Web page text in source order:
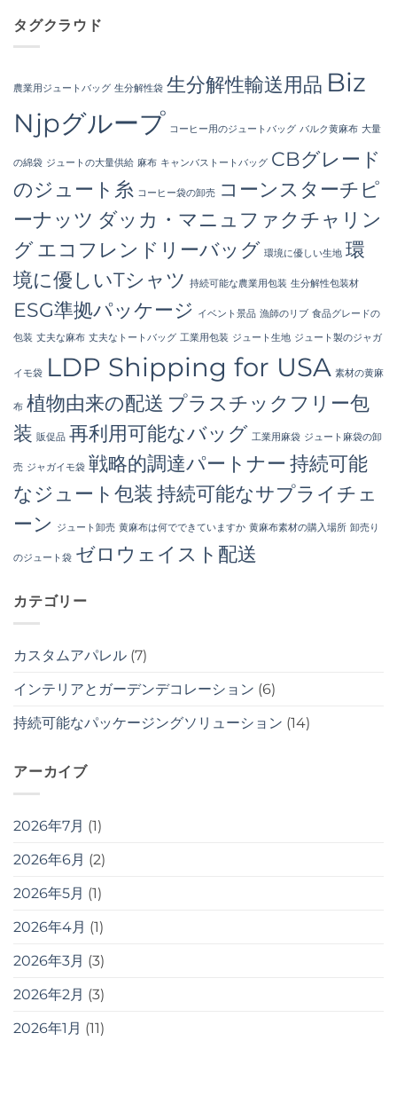
Industrial
Packaging
の
Packaging
へ
り
タグクラウド
農業用ジュートバッグ 生分解性袋 生分解性輸送用品 Biz
Njpグループ コーヒー用のジュートバッグ バルク黄麻布 大量
の綿袋 ジュートの大量供給 麻布 キャンバストートバッグ CBグレード
のジュート糸 コーヒー袋の卸売 コーンスターチピ
ーナッツ ダッカ・マニュファクチャリン
グエコフレンドリーバッグ 環境に優しい生地 環
境に優しいTシャツ 持続可能な農業用包装 生分解性包装材
ESG準拠パッケージ イベント景品 漁師のリブ 食品グレードの
包装 丈夫な麻布 丈夫なトートバッグ 工業用包装 ジュート生地 ジュート製のジャガ
イモ袋 LDP Shipping for USA 素材の黄麻
布 植物由来の配送 プラスチックフリー包
装 販促品 再利用可能なバッグ 工業用麻袋 ジュート麻袋の卸
売 ジャガイモ袋 戦略的調達パートナー 持続可能
なジュート包装持続可能なサプライチェ
ーン
ジュート卸売 黄麻布は何でできていますか 黄麻布素材の購入場所 卸売り
のジュート袋 ゼロウェイスト配送
カテゴリー
カスタムアパレル (7)
インテリアとガーデンデコレーション (6)
持続可能なパッケージングソリューション (14)
アーカイブ
2026年7月 (1)
2026年6月 (2)
2026年5月 (1)
2026年4月 (1)
2026年3月 (3)
2026年2月 (3)
2026年1月 (11)